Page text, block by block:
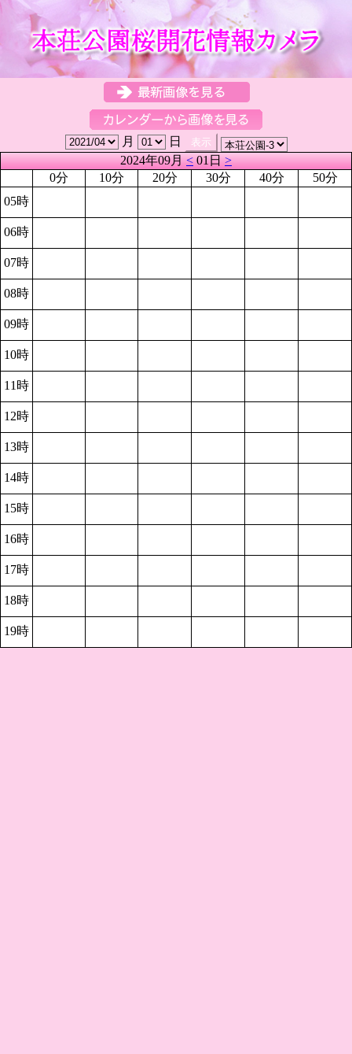
月
日
2024年09月<01日>
0分
10分 20分 30分 40分
50分
05時
06時
07時
08時
09時
10時
11時
12時
13時
14時
15時
16時
17時
18時
19時